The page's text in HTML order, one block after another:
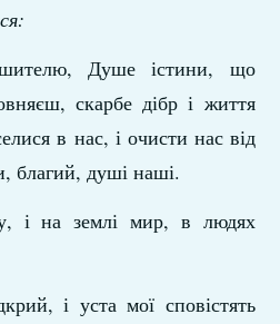
Душе істини, що
скарбе дібр і життя
в нас, і очисти нас від
благий, душі наші.
і на землі мир, в людях
і уста мої сповістять